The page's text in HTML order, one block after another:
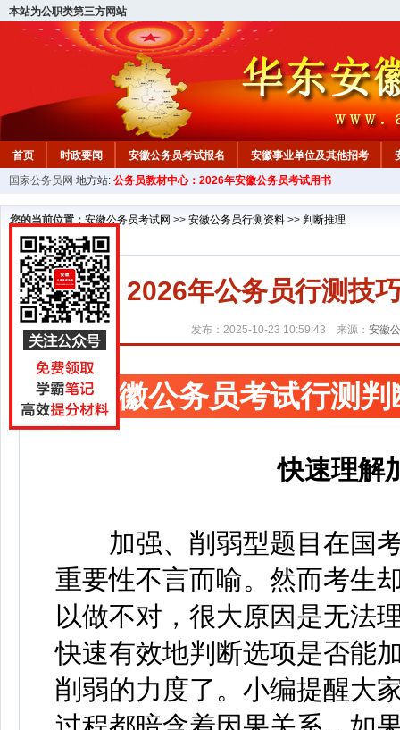
本站为公职类第三方网站
首页 时政要闻 安徽公务员考试报名 安徽事业单位及其他招考
安徽公务员行测试题 在线咨询 教材中心
国家公务员网 地方站: 公务员教材中心：2026年安徽公务员考试用书
您的当前位置： 安徽公务员考试网 >> 安徽公务员行测资料 >> 判断推理
2026年公务员行测技
发布：2025-10-23 10:59:43 来源： 安徽
安徽公务员考试行测
快速理解
加强、削弱型题目在国考
重要性不言而喻。然而考生
以做不对，很大原因是无法
快速有效地判断选项是否能
削弱的力度了。小编提醒大